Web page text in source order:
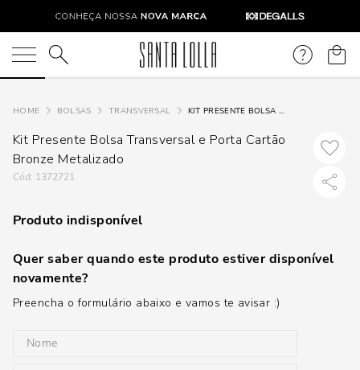
O que você está procurando?
BOLSAS TRANSVERSAL KIT PRESENTE BOLSA TRANSVERSAL E PORTA CARTÃO BRONZE METALIZADO
Kit Presente Bolsa Transversal e Porta Cartão
Bronze Metalizado
: 1372721
Produto indisponível
Quer saber quando este produto estiver disponível
novamente?
Preencha o formulário abaixo e vamos te avisar :)